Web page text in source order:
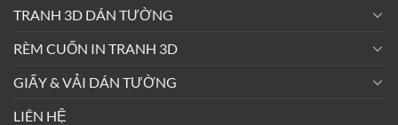
TRANH 3D DÁN TƯỜNG
RÈM CUỐN IN TRANH 3D
GIẤY & VẢI DÁN TƯỜNG
LIÊN HỆ